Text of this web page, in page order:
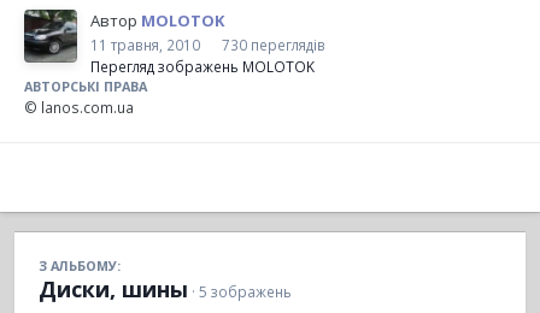
Автор MOLOTOK
11 травня, 2010
730 переглядів
Перегляд зображень MOLOTOK
АВТОРСЬКІ ПРАВА
© lanos.com.ua
З АЛЬБОМУ:
Диски, шины · 5 зображень